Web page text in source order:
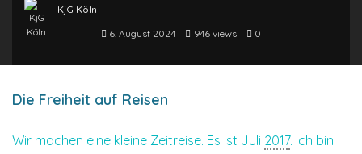
KjG Köln
6. August 2024
946 views 0
Die Freiheit auf Reisen
Wir machen eine kleine Zeitreise. Es ist Juli 2017. Ich bin